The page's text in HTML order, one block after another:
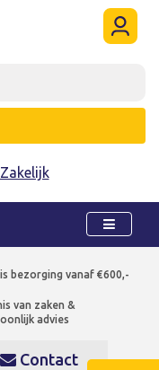
Zakelijk
bezorging vanaf €600,-
van zaken &
advies
Contact